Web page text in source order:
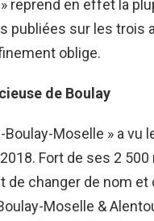
reprend en effet la
publiées sur les trois
oblige.
de Boulay
Moselle » a vu
Fort de ses 2 500
de changer de nom et
Moselle &